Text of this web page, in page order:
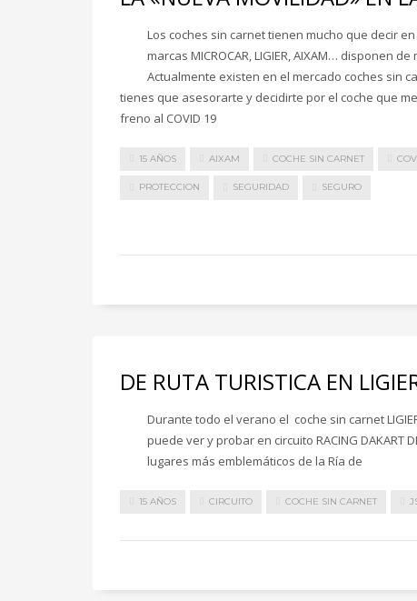
Los coches sin carnet tienen mucho que decir en
marcas MICROCAR, LIGIER, AIXAM… disponen
Actualmente existen en el mercado coches sin
tienes que asesorarte y decidirte por el coche que
freno al COVID 19
15 AÑOS AIXAM COCHE SIN CARNET
PROTECCION SEGURIDAD SEGURO
DE RUTA TURISTICA EN
Durante todo el verano el coche sin carnet
puede ver y probar en circuito RACING DAKART
lugares más emblemáticos de la Ría de
15 AÑOS CIRCUITO COCHE SIN CARNET